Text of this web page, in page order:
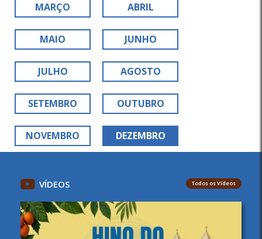
MARÇO ABRIL
MAIO JUNHO
JULHO AGOSTO
SETEMBRO OUTUBRO
NOVEMBRO DEZEMBRO
VÍDEOS Todos os Vídeos